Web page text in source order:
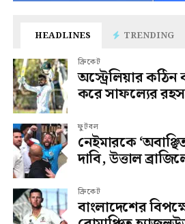
HEADLINES TRENDING
ক্রিকেট
অস্ট্রেলিয়ার কঠিন
করে সাফল্যের
ফুটবল
নেইমারকে
দাবি, উত্তাল
ক্রিকেট
বাংলাদেশের